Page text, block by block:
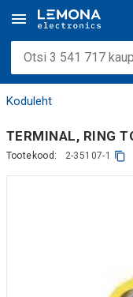
Koduleht
TERMINAL, RING
Tootekood: 2-35107-1